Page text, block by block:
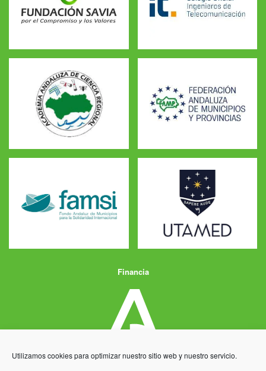
Utilizamos cookies para optimizar nuestro sitio web y nuestro servicio.
Financia